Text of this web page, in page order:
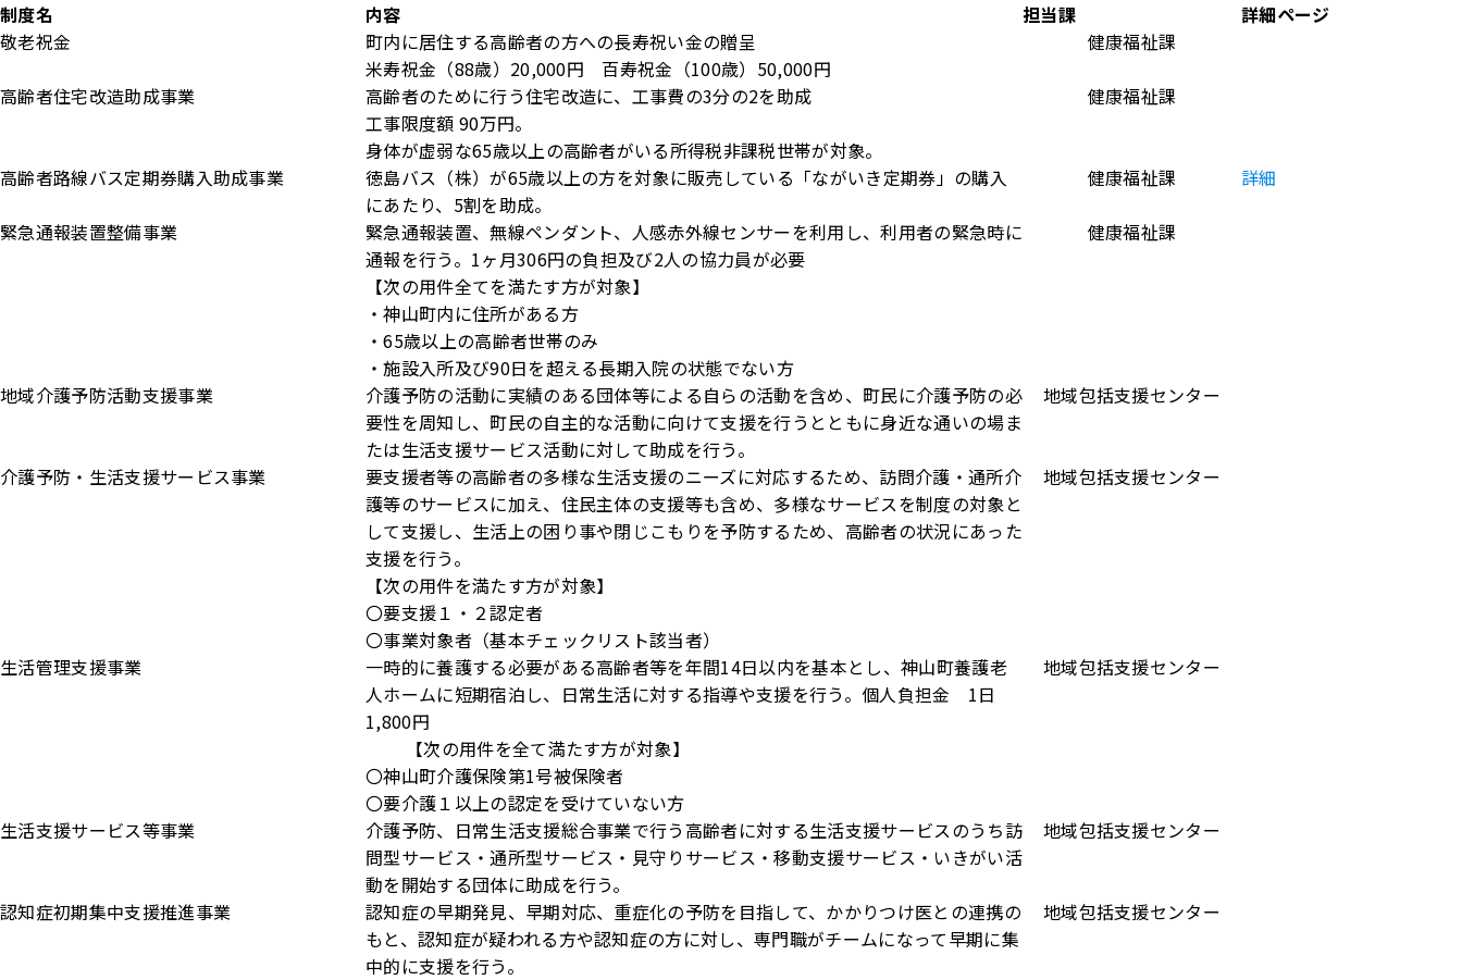
制度名 内容 担当課
詳細ページ
敬老祝金
町内に居住する高齢者の方への長寿祝い金の贈呈
米寿祝金（88歳）20,000円 百寿祝金（100歳）50,000円
健康福祉課
高齢者住宅改造助成事業
高齢者のために行う住宅改造に、工事費の3分の2を助成
工事限度額 90万円。
身体が虚弱な65歳以上の高齢者がいる所得税非課税世帯が対象。
健康福祉課
高齢者路線バス定期券購入助成事業
徳島バス（株）が65歳以上の方を対象に販売している「ながいき定期券」の購入
にあたり、5割を助成。
健康福祉課 詳細
緊急通報装置整備事業
緊急通報装置、無線ペンダント、人感赤外線センサーを利用し、利用者の緊急時に
通報を行う。1ヶ月306円の負担及び2人の協力員が必要
【次の用件全てを満たす方が対象】
・神山町内に住所がある方
・65歳以上の高齢者世帯のみ
・施設入所及び90日を超える長期入院の状態でない方
健康福祉課
地域介護予防活動支援事業
介護予防の活動に実績のある団体等による自らの活動を含め、町民に介護予防の必
要性を周知し、町民の自主的な活動に向けて支援を行うとともに身近な通いの場ま
たは生活支援サービス活動に対して助成を行う。
地域包括支援センター
介護予防・生活支援サービス事業
要支援者等の高齢者の多様な生活支援のニーズに対応するため、訪問介護・通所介
護等のサービスに加え、住民主体の支援等も含め、多様なサービスを制度の対象と
して支援し、生活上の困り事や閉じこもりを予防するため、高齢者の状況にあった
支援を行う。
【次の用件を満たす方が対象】
〇要支援１・２認定者
〇事業対象者（基本チェックリスト該当者）
地域包括支援センター
生活管理支援事業
一時的に養護する必要がある高齢者等を年間14日以内を基本とし、神山町養護老
人ホームに短期宿泊し、日常生活に対する指導や支援を行う。個人負担金 1日
1,800円
【次の用件を全て満たす方が対象】
〇神山町介護保険第1号被保険者
〇要介護１以上の認定を受けていない方
地域包括支援センター
生活支援サービス等事業
介護予防、日常生活支援総合事業で行う高齢者に対する生活支援サービスのうち訪
問型サービス・通所型サービス・見守りサービス・移動支援サービス・いきがい活
動を開始する団体に助成を行う。
地域包括支援センター
認知症初期集中支援推進事業
認知症の早期発見、早期対応、重症化の予防を目指して、かかりつけ医との連携の
もと、認知症が疑われる方や認知症の方に対し、専門職がチームになって早期に集
中的に支援を行う。
地域包括支援センター